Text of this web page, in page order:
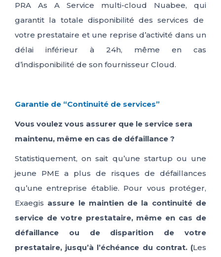
PRA As A Service multi-cloud Nuabee, qui
garantit la totale disponibilité des services de
votre prestataire et une reprise d’activité dans un
délai inférieur à 24h, même en cas
d’indisponibilité de son fournisseur Cloud.
Garantie de “Continuité de services”
Vous voulez vous assurer que le service sera
maintenu, même en cas de défaillance ?
Statistiquement, on sait qu’une startup ou une
jeune PME a plus de risques de défaillances
qu’une entreprise établie. Pour vous protéger,
Exaegis assure le maintien de la continuité de
service de votre prestataire, même en cas de
défaillance ou de disparition de votre
prestataire, jusqu’à l’échéance du contrat. (Les